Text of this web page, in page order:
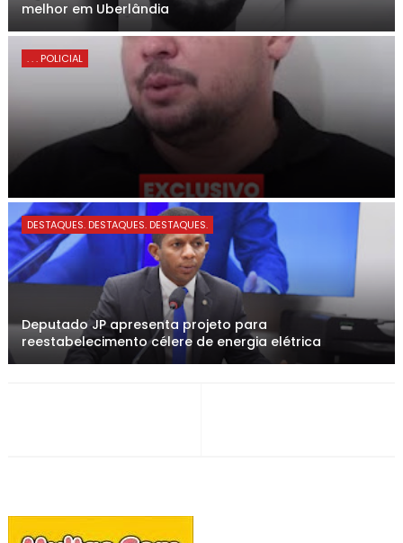
melhor em Uberlândia
. . . POLICIAL
DESTAQUES. DESTAQUES. DESTAQUES.
Deputado JP apresenta projeto para
reestabelecimento célere de energia elétrica